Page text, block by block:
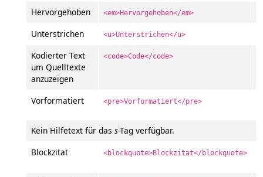
Hervorgehoben
<em>Hervorgehoben</em>
Unterstrichen
<u>Unterstrichen</u>
Kodierter Text
um Quelltexte
anzuzeigen
<code>Code</code>
Vorformatiert <pre>Vorformatiert</pre>
Kein Hilfetext für das s-Tag verfügbar.
Blockzitat
<blockquote>Blockzitat</blockquote>